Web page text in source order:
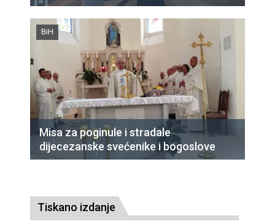
BiH
Misa za poginule i stradale
dijecezanske svećenike i bogoslove
Tiskano izdanje